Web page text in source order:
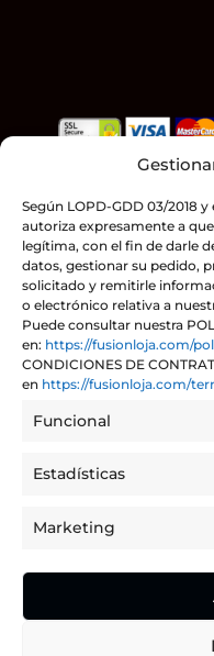
Según LOPD-GDD 03/2018 y
autoriza expresamente a
legítima, con el fin de darle
datos, gestionar su pedido,
solicitado y remitirle
o electrónico relativa a
Puede consultar nuestra
en: https://fusionloja.com/
CONDICIONES DE
en https://fusionloja.com/
Funcional
Estadísticas
Marketing
958 32
C/ Granada 19.
HORARIO
Lunes a domingo:
Mañana de 12:00 a
Tarde de 20:00 a
Aviso legal
Política de privacidad
Promociones en